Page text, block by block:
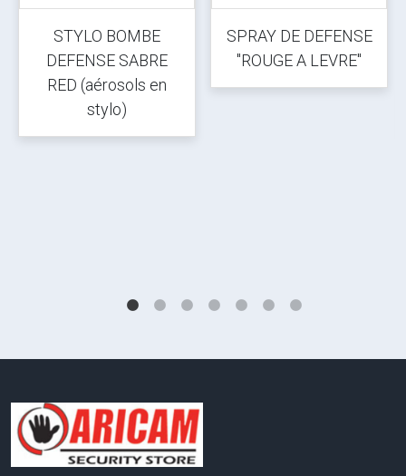
STYLO BOMBE
DEFENSE SABRE
RED (aérosols en
stylo)
SPRAY DE DEFENSE
"ROUGE A LEVRE"